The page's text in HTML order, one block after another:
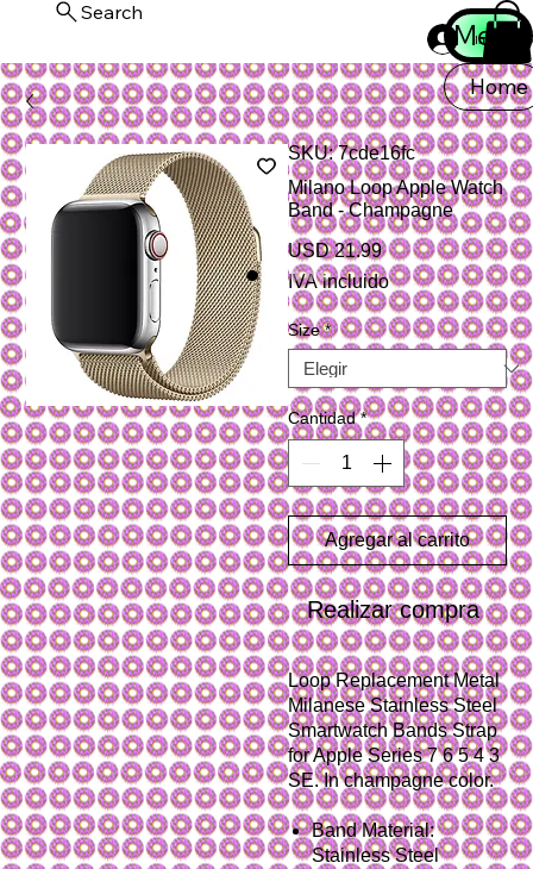
Home
Menu
Search
Iniciar
SKU: 7cde16fc
Milano Loop Apple Watch
Band - Champagne
USD 21.99Precio
IVA incluido
Size *
Cantidad *
Agregar al carrito
Realizar compra
Loop Replacement Metal
Milanese Stainless Steel
Smartwatch Bands Strap
for Apple Series 7 6 5 4 3
SE. In champagne color.
Band Material:
Stainless Steel